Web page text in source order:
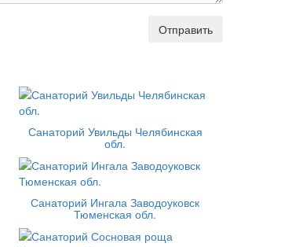
Отправить
Санаторий Увильды Челябинская
обл.
Санаторий Ингала Заводоуковск
Тюменская обл.